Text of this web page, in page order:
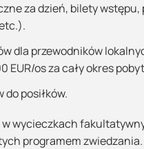
za dzień, bilety wstępu,
dla przewodników
EUR/os za cały okres
do posiłków.
w wycieczkach
programem zwiedzania.